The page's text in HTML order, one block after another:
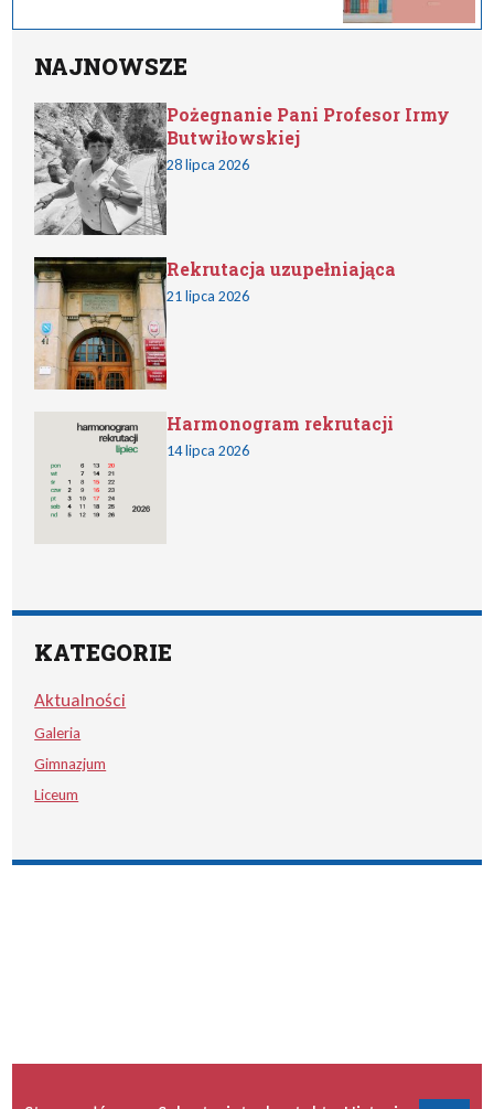
NAJNOWSZE
Pożegnanie Pani Profesor Irmy
Butwiłowskiej
28 lipca 2026
Rekrutacja uzupełniająca
21 lipca 2026
Harmonogram rekrutacji
14 lipca 2026
KATEGORIE
Aktualności
Galeria
Gimnazjum
Liceum